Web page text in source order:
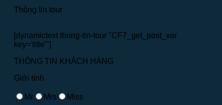
Thông tin tour
[dynamictext thong-tin-tour "CF7_get_post_var
key='title'"]
THÔNG TIN KHÁCH HÀNG
Giới tính
Mr Mrs
Miss